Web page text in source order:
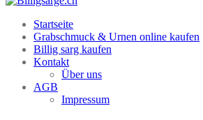
Startseite
Grabschmuck & Urnen online kaufen
Billig sarg kaufen
Kontakt
Über uns
AGB
Impressum